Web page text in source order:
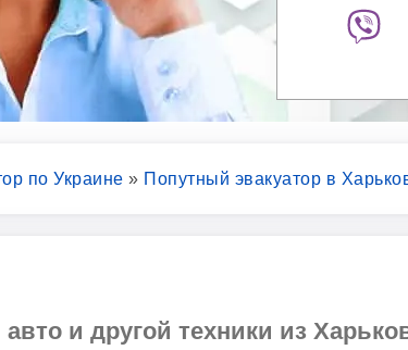
по Украине » Попутный эвакуатор в
и другой техники из